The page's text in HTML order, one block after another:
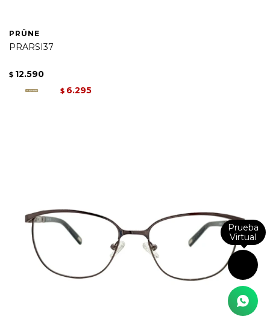
PRÜNE
PRARSI37
$ 12.590
$ 6.295
Prueba
Virtual